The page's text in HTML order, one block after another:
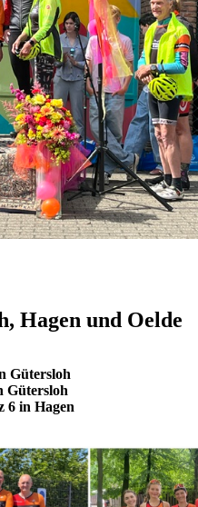
Hagen und Oelde
Gütersloh
Gütersloh
6 in Hagen